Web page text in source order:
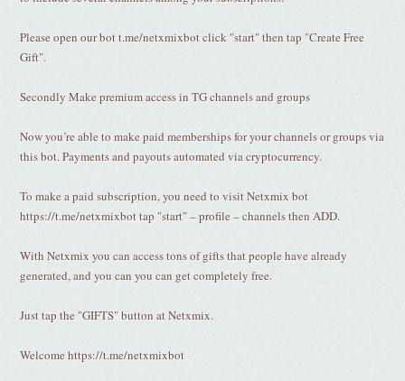
Please open our bot t.me/netxmixbot click "start" then tap "Create Free
Gift".
Secondly Make premium access in TG channels and groups
Now you’re able to make paid memberships for your channels or groups via
this bot. Payments and payouts automated via cryptocurrency.
To make a paid subscription, you need to visit Netxmix bot
https://t.me/netxmixbot tap "start" – profile – channels then ADD.
With Netxmix you can access tons of gifts that people have already
generated, and you can you can get completely free.
Just tap the "GIFTS" button at Netxmix.
Welcome https://t.me/netxmixbot